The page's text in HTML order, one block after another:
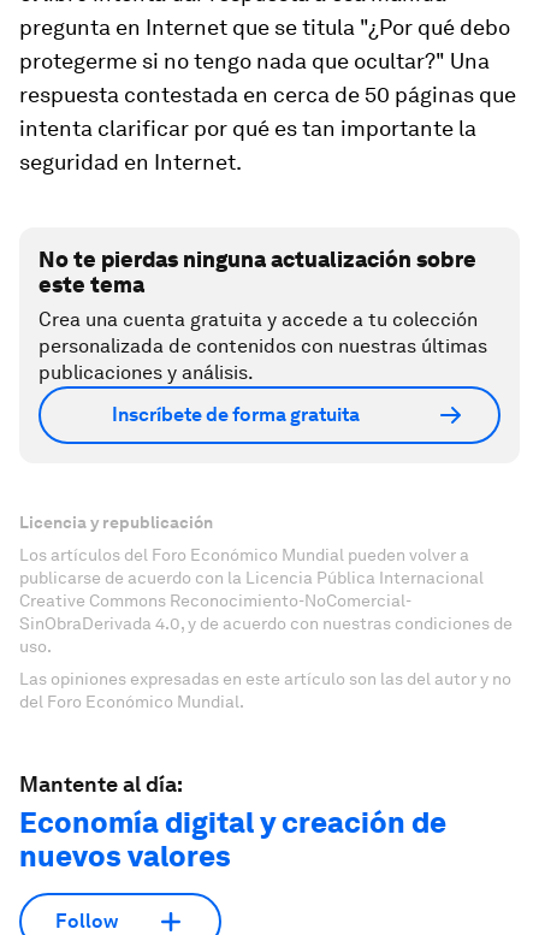
pregunta en Internet que se titula "¿Por qué debo
protegerme si no tengo nada que ocultar?" Una
respuesta contestada en cerca de 50 páginas que
intenta clarificar por qué es tan importante la
seguridad en Internet.
No te pierdas ninguna actualización sobre
este tema
Crea una cuenta gratuita y accede a tu colección
personalizada de contenidos con nuestras últimas
publicaciones y análisis.
Inscríbete de forma gratuita
Licencia y republicación
Los artículos del Foro Económico Mundial pueden volver a
publicarse de acuerdo con la Licencia Pública Internacional
Creative Commons Reconocimiento-NoComercial-
SinObraDerivada 4.0, y de acuerdo con nuestras condiciones de
uso.
Las opiniones expresadas en este artículo son las del autor y no
del Foro Económico Mundial.
Mantente al día:
Economía digital y creación de
nuevos valores
Follow